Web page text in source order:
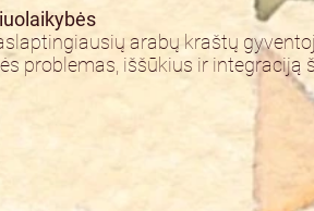
arabų kraštų
problemas, iššūkius ir integraciją